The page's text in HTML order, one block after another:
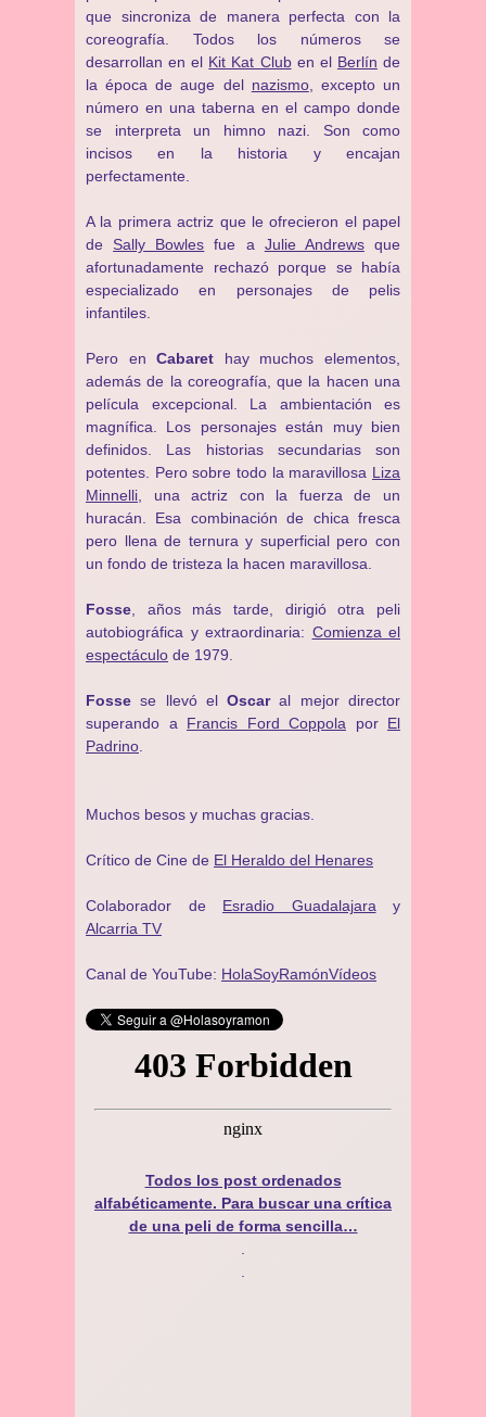
que sincroniza de manera perfecta con la
coreografía. Todos los números se
desarrollan en el Kit Kat Cluben el Berlín de
la época de auge del nazismo, excepto un
número en una taberna en el campo donde
se interpreta un himno nazi. Son como
incisos en la historia y encajan
perfectamente.
A la primera actriz que le ofrecieron el papel
de Sally Bowles fue a Julie Andrewsque
afortunadamente rechazó porque se había
especializado en personajes de pelis
infantiles.
Pero enCabaret hay muchos elementos,
además de la coreografía, que la hacen una
película excepcional. La ambientación es
magnífica. Los personajes están muy bien
definidos. Las historias secundarias son
potentes. Pero sobre todo la maravillosa Liza
Minnelli , una actriz con la fuerza de un
huracán. Esa combinación de chica fresca
pero llena de ternura y superficial pero con
un fondo de tristeza la hacen maravillosa.
Fosse , años más tarde, dirigió otra peli
autobiográfica y extraordinaria: Comienza el
espectáculo de 1979.
Fosse se llevó elOscaral mejor director
superando a Francis Ford Coppola por El
Padrino
Muchos besos y muchas gracias.
Crítico de Cine de El Heraldo del Henares
Colaborador de Esradio Guadalajara y
Alcarria TV
Canal de YouTube: HolaSoyRamónVídeos
Todos los post ordenados
alfabéticamente. Para buscar una crítica
de una peli de forma sencilla…